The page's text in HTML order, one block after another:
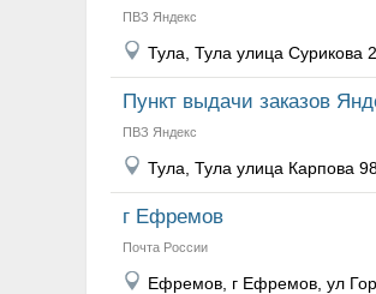
ПВЗ Яндекс
Тула, Тула улица Сурикова
Пункт выдачи заказов
ПВЗ Яндекс
Тула, Тула улица Карпова
г Ефремов
Почта России
Ефремов, г Ефремов, ул